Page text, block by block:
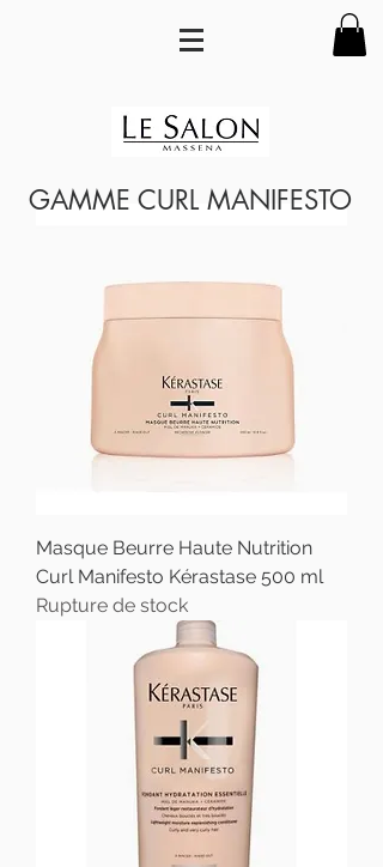
Masque Beurre Haute Nutrition
Curl Manifesto Kérastase 500 ml
Rupture de stock
GAMME CURL MANIFESTO